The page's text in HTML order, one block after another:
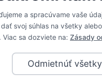
a spracúvame vaše
svoj súhlas na všetky
sa dozviete na: Zásady
Odmietnúť všetky